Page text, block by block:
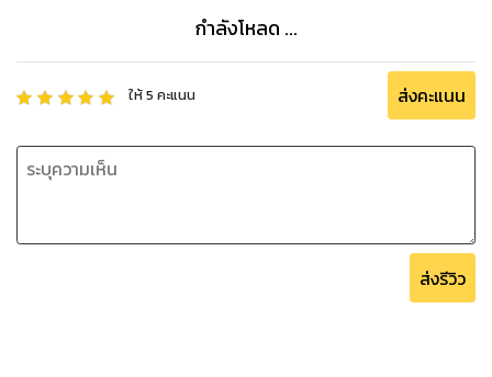
กำลังโหลด ...
ให้5 คะแนน ส่งคะแนน
ส่งรีวิว